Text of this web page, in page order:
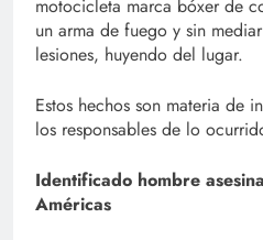
motocicleta marca bóxer de
un arma de fuego y sin
lesiones, huyendo del lugar.
Estos hechos son materia de
los responsables de lo
Identificado hombre
Américas